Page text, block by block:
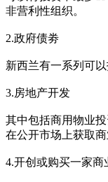
非营利性组织。
2.政府债劵
新西兰有一系列可
3.房地产开发
其中包括商用物业
在公开市场上获取
4.开创或购买一家商